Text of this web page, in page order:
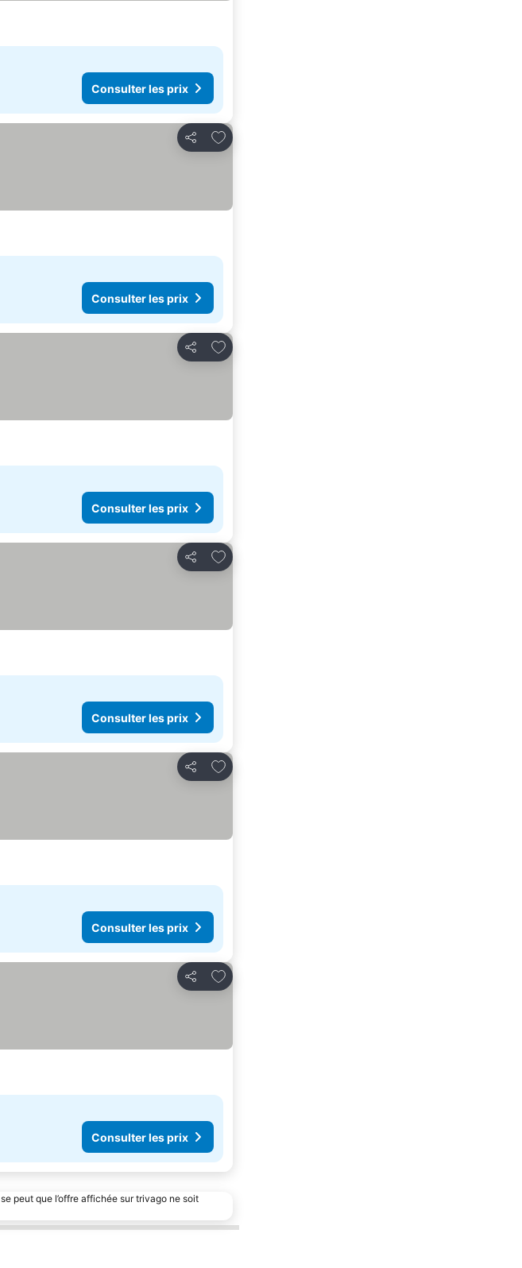
Consulter les prix
Partager
Ajouter à mes favoris
Consulter les prix
Partager
Ajouter à mes favoris
Consulter les prix
Partager
Ajouter à mes favoris
Consulter les prix
Partager
Ajouter à mes favoris
Consulter les prix
Partager
Ajouter à mes favoris
Consulter les prix
peut que l’offre affichée sur trivago ne soit